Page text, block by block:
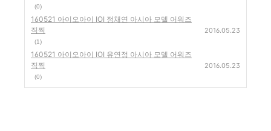
(0)
160521 아이오아이 IOI 정채연 아시아 모델 어워즈
직찍
(1)
2016.05.23
160521 아이오아이 IOI 유연정 아시아 모델 어워즈
직찍
(0)
2016.05.23